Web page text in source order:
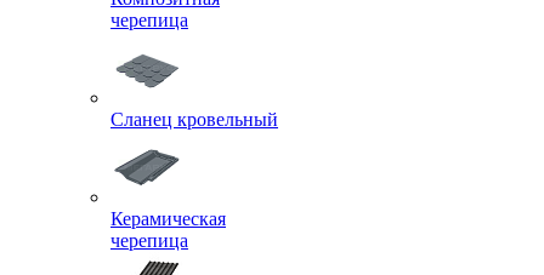
черепица
Сланец кровельный
Керамическая
черепица